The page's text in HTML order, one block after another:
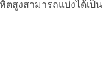
ตสูงสามารถแบ่งได้เป็น